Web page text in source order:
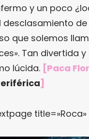
y un poco
desclasamiento de
que solemos
Tan divertida y
lúcida. [Paca
]
title=»Roca»